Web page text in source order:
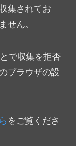
集されてお
せん。
で収集を拒否
ブラウザの設
をご覧くださ